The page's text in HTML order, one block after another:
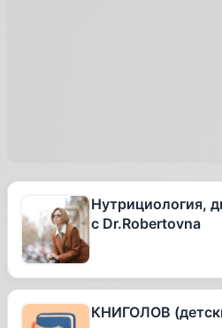
Нутрициология,
с Dr.Robertovna
КНИГОЛОВ